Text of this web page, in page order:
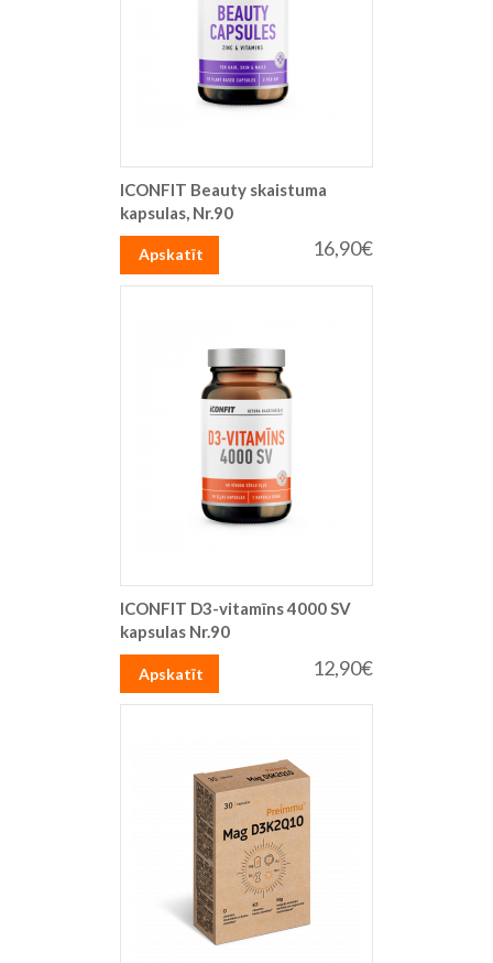
ICONFIT Beauty skaistuma
kapsulas, Nr.90
16,90€
Apskatīt
ICONFIT D3-vitamīns 4000 SV
kapsulas Nr.90
12,90€
Apskatīt